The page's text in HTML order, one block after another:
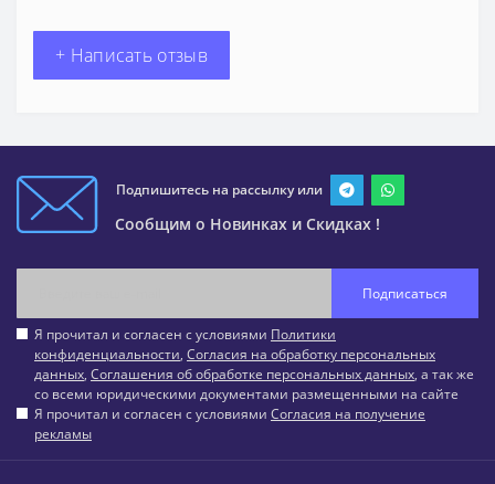
+ Написать отзыв
Подпишитесь на рассылку или
Сообщим о Новинках и Скидках !
Подписаться
Я прочитал и согласен с условиями Политики
конфиденциальности, Согласия на обработку персональных
данных, Соглашения об обработке персональных данных, а так же
со всеми юридическими документами размещенными на сайте
Я прочитал и согласен с условиями Согласия на получение
рекламы